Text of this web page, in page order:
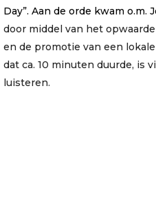
Day”. Aan de orde kwam o.m.
door middel van het
en de promotie van een
dat ca. 10 minuten duurde, is
luisteren.